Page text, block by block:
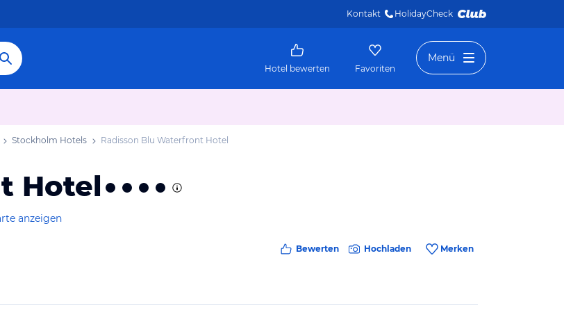
Kontakt HolidayCheck
Hotel bewerten Favoriten
Menü
Stockholm Hotels Radisson Blu Waterfront Hotel
Hotel
anzeigen
Bewerten Hochladen Merken